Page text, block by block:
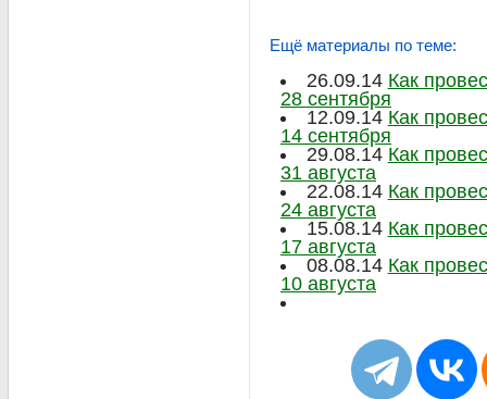
Ещё материалы по теме:
26.09.14 Как
28 сентября
12.09.14 Как
14 сентября
29.08.14 Как
31 августа
22.08.14 Как
24 августа
15.08.14 Как
17 августа
08.08.14 Как
10 августа